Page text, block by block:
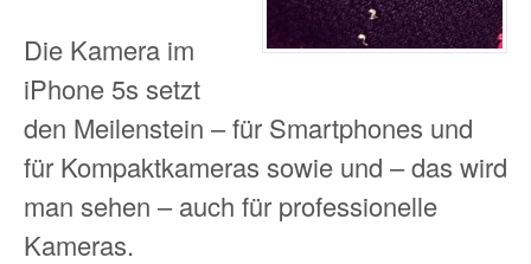
Die Kamera im
iPhone 5s setzt
den Meilenstein – für Smartphones und
für Kompaktkameras sowie und – das wird
man sehen – auch für professionelle
Kameras.